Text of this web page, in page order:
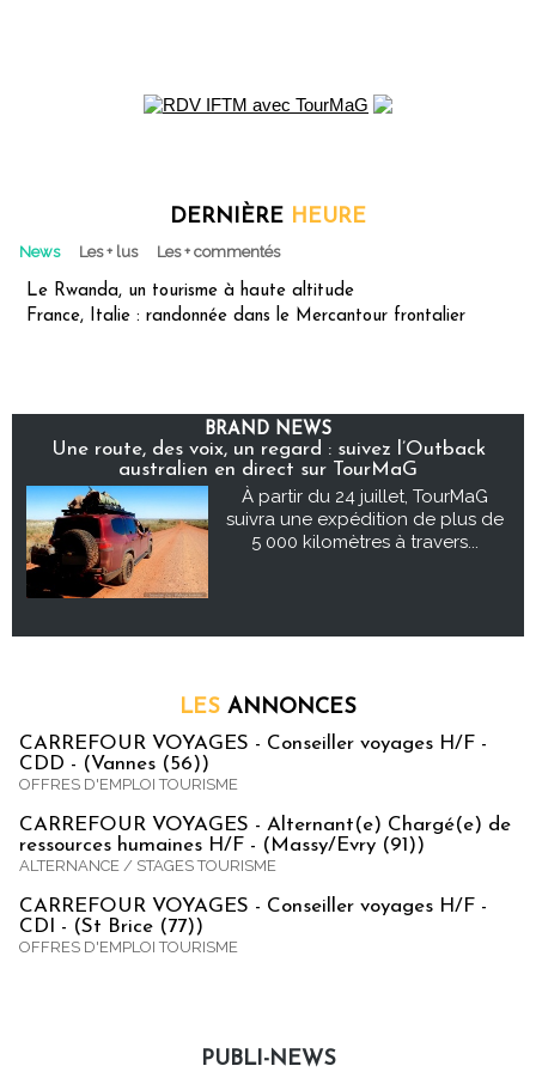
DERNIÈRE HEURE
News Les + lus Les + commentés
Le Rwanda, un tourisme à haute altitude
France, Italie : randonnée dans le Mercantour frontalier
BRAND NEWS
Une route, des voix, un regard : suivez l’Outback
australien en direct sur TourMaG
À partir du 24 juillet, TourMaG
suivra une expédition de plus de
5 000 kilomètres à travers...
LES ANNONCES
CARREFOUR VOYAGES - Conseiller voyages H/F -
CDD - (Vannes (56))
OFFRES D'EMPLOI TOURISME
CARREFOUR VOYAGES - Alternant(e) Chargé(e) de
ressources humaines H/F - (Massy/Evry (91))
ALTERNANCE / STAGES TOURISME
CARREFOUR VOYAGES - Conseiller voyages H/F -
CDI - (St Brice (77))
OFFRES D'EMPLOI TOURISME
PUBLI-NEWS